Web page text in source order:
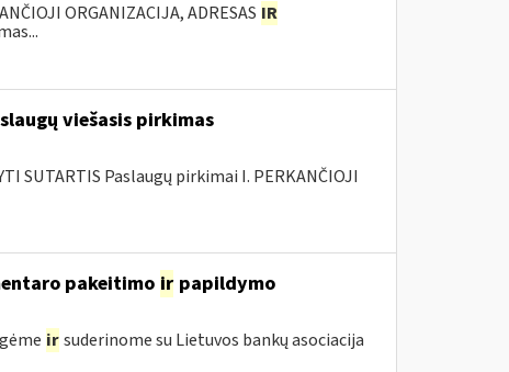
ORGANIZACIJA, ADRESAS IR
viešasis pirkimas
SUTARTIS Paslaugų pirkimai I. PERKANČIOJI
pakeitimo irpapildymo
ir suderinome su Lietuvos bankų asociacija